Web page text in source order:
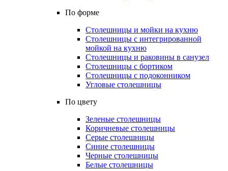
По форме
Столешницы и мойки на кухню
Столешницы с интегрированной
мойкой на кухню
Столешницы и раковины в санузел
Столешницы с бортиком
Столешницы с подоконником
Угловые столешницы
По цвету
Зеленые столешницы
Коричневые столешницы
Серые столешницы
Синие столешницы
Черные столешницы
Белые столешницы